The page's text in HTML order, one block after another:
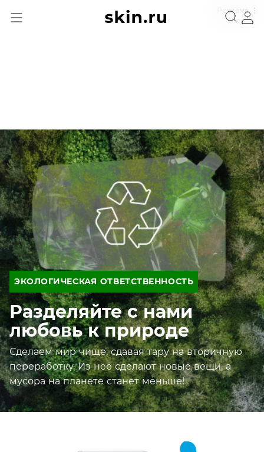
Реклама
ЭКОЛОГИЧЕСКАЯ ОТВЕТСТВЕННОСТЬ
Разделяйте с нами
любовь к природе
Сделаем мир чище, сдавая тару на вторичную
переработку. Из неё сделают новые вещи, а
мусора на планете станет меньше!